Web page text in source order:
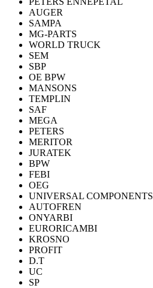
AUGER
SAMPA
MG-PARTS
WORLD TRUCK
SEM
SBP
OE BPW
MANSONS
TEMPLIN
SAF
MEGA
PETERS
MERITOR
JURATEK
BPW
FEBI
OEG
UNIVERSAL COMPONENTS
AUTOFREN
ONYARBI
EURORICAMBI
KROSNO
PROFIT
D.T
UC
SP